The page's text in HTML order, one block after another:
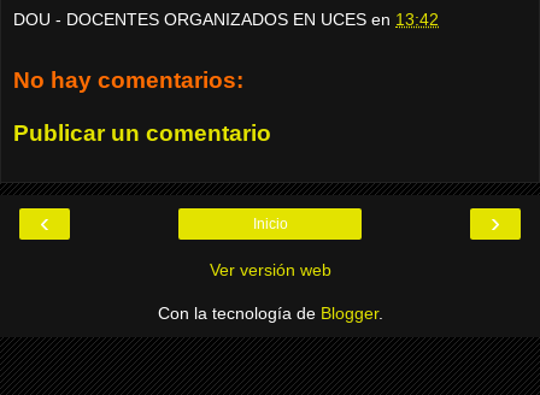
DOU - DOCENTES ORGANIZADOS EN UCES en 13:42
No hay comentarios:
Publicar un comentario
‹ ›
Inicio
Ver versión web
Con la tecnología de Blogger.